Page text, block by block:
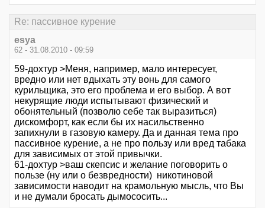
Re: пассивное курение
esya
62 - 31.08.2010 - 09:59
59-дохтур >Меня, например, мало интересует,
вредно или нет вдыхать эту вонь для самого
курильщика, это его проблема и его выбор. А вот
некурящие люди испытывают физический и
обонятельный (позволю себе так выразиться)
дискомфорт, как если бы их насильственно
запихнули в газовую камеру. Да и данная тема про
пассивное курение, а не про пользу или вред табака
для зависимых от этой привычки.
61-дохтур >ваш скепсис и желание поговорить о
пользе (ну или о безвредности) никотиновой
зависимости наводит на крамольную мысль, что Вы
и не думали бросать дымососить...